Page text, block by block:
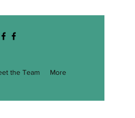
the Team More